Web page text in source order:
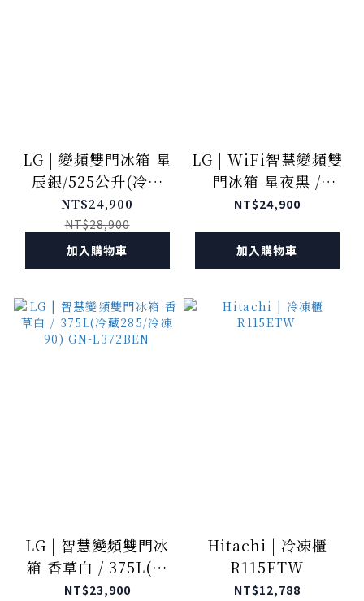
LG | 變頻雙門冰箱 星
辰銀/525公升(冷藏
389/冷凍136) GN-
HL567SVN
NT$24,900
NT$28,900
加入購物車
LG | WiFi智慧變頻雙
門冰箱 星夜黑 /
395L(冷藏305/冷凍
NT$24,900
加入購物車
LG | 智慧變頻雙門冰
箱 香草白 / 375L(冷
藏285/冷凍90) GN-
NT$23,900
Hitachi | 冷凍櫃
R115ETW
NT$12,788